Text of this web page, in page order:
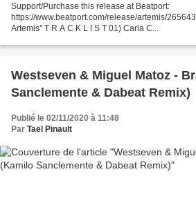
Support/Purchase this release at Beatport:
https://www.beatport.com/release/artemis/
Artemis'' T R A C K L I S T 01) Carla C...
Westseven & Miguel Matoz -
Sanclemente & Dabeat Remix)
Publié le 02/11/2020 à 11:48
Par Tael Pinault